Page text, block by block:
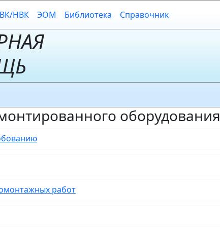
ВК/НВК ЭОМ Библиотека Справочник
оборудования
работ